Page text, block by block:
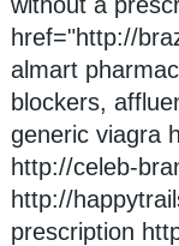
href="http://
almart
blockers,
generic viagra
http://celeb-
http://
prescription